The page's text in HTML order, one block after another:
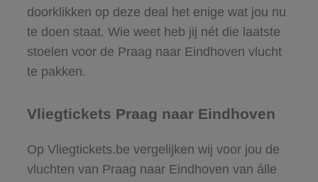
doorklikken op deze deal het enige wat jou nu
te doen staat. Wie weet heb jij nét die laatste
stoelen voor de Praag naar Eindhoven vlucht
te pakken.
Vliegtickets Praag naar Eindhoven
Op Vliegtickets.be vergelijken wij voor jou de
vluchten van Praag naar Eindhoven van álle